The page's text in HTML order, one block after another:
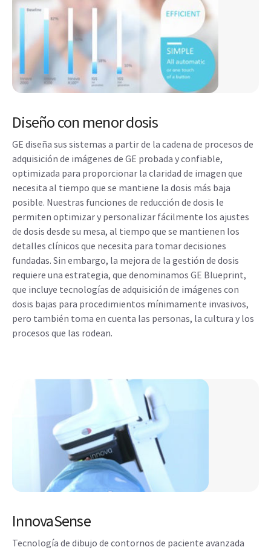
Diseño con menor dosis
GE diseña sus sistemas a partir de la cadena de procesos de
adquisición de imágenes de GE probada y confiable,
optimizada para proporcionar la claridad de imagen que
necesita al tiempo que se mantiene la dosis más baja
posible. Nuestras funciones de reducción de dosis le
permiten optimizar y personalizar fácilmente los ajustes
de dosis desde su mesa, al tiempo que se mantienen los
detalles clínicos que necesita para tomar decisiones
fundadas. Sin embargo, la mejora de la gestión de dosis
requiere una estrategia, que denominamos GE Blueprint,
que incluye tecnologías de adquisición de imágenes con
dosis bajas para procedimientos mínimamente invasivos,
pero también toma en cuenta las personas, la cultura y los
procesos que las rodean.
InnovaSense
Tecnología de dibujo de contornos de paciente avanzada